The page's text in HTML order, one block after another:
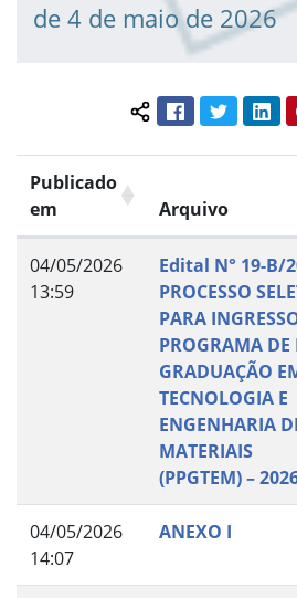
de 4 de maio de 2026
Compartilhar
FacebookTwitter
Publicado
em
Arquivo
04/05/2026
13:59
Edital N° 19-B/
PROCESSO
PARA
PROGRAMA DE
GRADUAÇÃO
TECNOLOGIA E
ENGENHARIA
MATERIAIS
(PPGTEM) –
04/05/2026
14:07
ANEXO I